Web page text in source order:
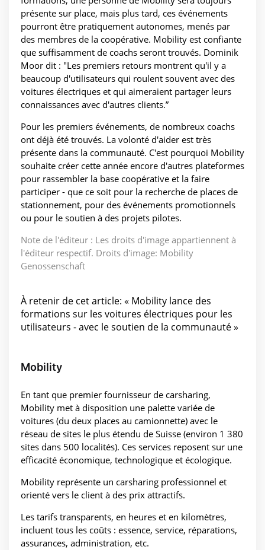
présente sur place, mais plus tard, ces événements
pourront être pratiquement autonomes, menés par
des membres de la coopérative. Mobility est confiante
que suffisamment de coachs seront trouvés. Dominik
Moor dit : "Les premiers retours montrent qu'il y a
beaucoup d'utilisateurs qui roulent souvent avec des
voitures électriques et qui aimeraient partager leurs
connaissances avec d'autres clients.”
Pour les premiers événements, de nombreux coachs
ont déjà été trouvés. La volonté d'aider est très
présente dans la communauté. C'est pourquoi Mobility
souhaite créer cette année encore d'autres plateformes
pour rassembler la base coopérative et la faire
participer - que ce soit pour la recherche de places de
stationnement, pour des événements promotionnels
ou pour le soutien à des projets pilotes.
Note de l'éditeur : Les droits d'image appartiennent à
l'éditeur respectif. Droits d'image: Mobility
Genossenschaft
À retenir de cet article: « Mobility lance des
formations sur les voitures électriques pour les
utilisateurs - avec le soutien de la communauté »
Mobility
En tant que premier fournisseur de carsharing,
Mobility met à disposition une palette variée de
voitures (du deux places au camionnette) avec le
réseau de sites le plus étendu de Suisse (environ 1 380
sites dans 500 localités). Ces services reposent sur une
efficacité économique, technologique et écologique.
Mobility représente un carsharing professionnel et
orienté vers le client à des prix attractifs.
Les tarifs transparents, en heures et en kilomètres,
incluent tous les coûts : essence, service, réparations,
assurances, administration, etc.